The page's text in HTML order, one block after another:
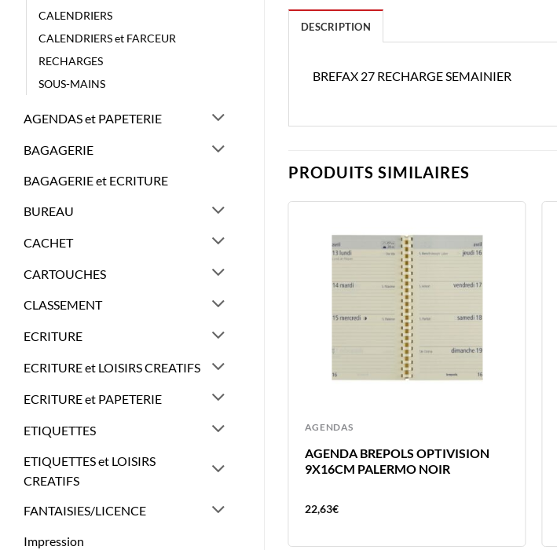
CALENDRIERS
CALENDRIERS et FARCEUR
RECHARGES
SOUS-MAINS
AGENDAS et PAPETERIE
BAGAGERIE
BAGAGERIE et ECRITURE
BUREAU
CACHET
CARTOUCHES
CLASSEMENT
ECRITURE
ECRITURE et LOISIRS CREATIFS
ECRITURE et PAPETERIE
ETIQUETTES
ETIQUETTES et LOISIRS
CREATIFS
FANTAISIES/LICENCE
Impression
DESCRIPTION
BREFAX 27 RECHARGE SEMAINIER
PRODUITS SIMILAIRES
AGENDAS
AGENDA BREPOLS OPTIVISION
9X16CM PALERMO NOIR
22,63€
AGENDAS
SEMAINIER
16,56€